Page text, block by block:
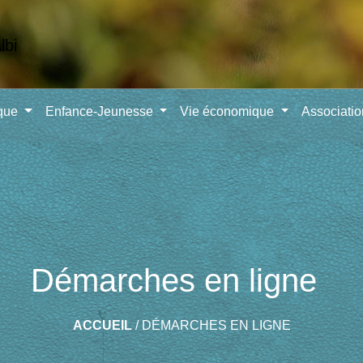
Enfance-Jeunesse Vie économique
Démarches en ligne
ACCUEIL/DÉMARCHES EN LIGNE